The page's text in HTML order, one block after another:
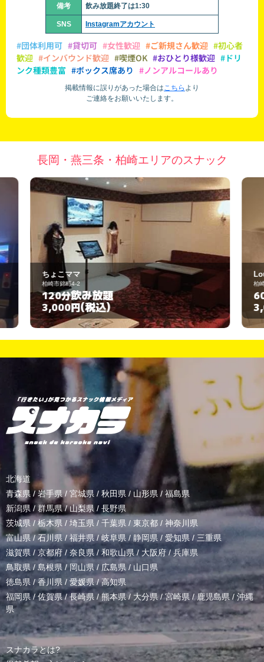
備考 飲み放題終了は1:30
SNS Instagramアカウント
#団体利用可 #貸切可 #女性歓迎 #ご新規さん歓迎 #初心者
歓迎 #インバウンド歓迎 #喫煙OK #おひとり様歓迎 #ドリ
ンク種類豊富 #ボックス席あり #ノンアルコールあり
掲載情報に誤りがあった場合はこちら より
ご連絡をお願いいたします。
長岡・燕三条・柏崎エリアのスナック
Lounge an-an
柏崎市東本町2-1-4
60分飲み放題
3,000円(税込)
北海道
青森県 / 岩手県/ 宮城県 / 秋田県 / 山形県/ 福島県
新潟県 /群馬県/山梨県 / 長野県
茨城県 / 栃木県 / 埼玉県 / 千葉県 / 東京都 / 神奈川県
富山県 /石川県/福井県/岐阜県 / 静岡県 / 愛知県 / 三重県
滋賀県 / 京都府 / 奈良県 / 和歌山県/ 大阪府 /兵庫県
鳥取県/ 島根県 /岡山県/ 広島県 / 山口県
徳島県 /香川県 / 愛媛県/高知県
福岡県/佐賀県/長崎県 /熊本県/ 大分県/宮崎県 /鹿児島県 / 沖縄
県
スナカラとは?